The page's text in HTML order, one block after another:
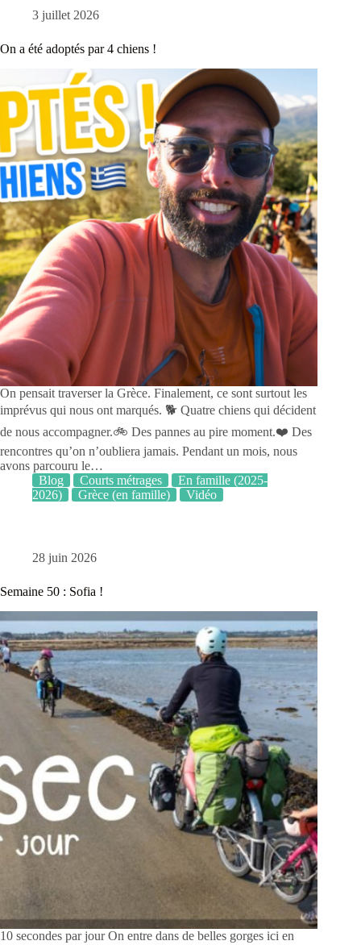
3 juillet 2026
On a été adoptés par 4 chiens !
On pensait traverser la Grèce. Finalement, ce sont surtout les
imprévus qui nous ont marqués. 🐕 Quatre chiens qui décident
de nous accompagner.🚲 Des pannes au pire moment.❤️ Des
rencontres qu’on n’oubliera jamais. Pendant un mois, nous
avons parcouru le…
Blog
Courts métrages
En famille (2025-
2026)
Grèce (en famille) Vidéo
28 juin 2026
Semaine 50 : Sofia !
10 secondes par jour On entre dans de belles gorges ici en